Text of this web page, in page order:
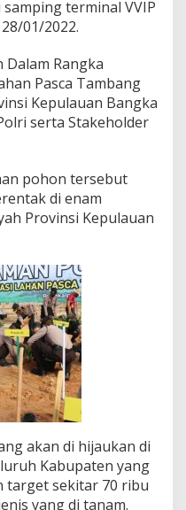
terminal VVIP
01/2022.
Dalam Rangka
Pasca Tambang
Kepulauan Bangka
serta Stakeholder
pohon tersebut
di enam
Provinsi Kepulauan
akan di hijaukan di
Kabupaten yang
target sekitar 70 ribu
yang di tanam.